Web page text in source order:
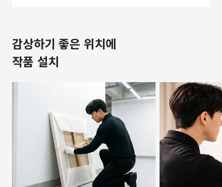
감상하기 좋은 위치에
작품 설치